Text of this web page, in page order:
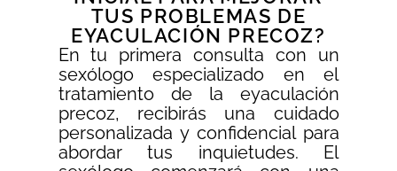
TUS PROBLEMAS DE
EYACULACIÓN PRECOZ?
En tu primera consulta con un
sexólogo especializado en el
tratamiento de la eyaculación
precoz, recibirás una cuidado
personalizada y confidencial para
abordar tus inquietudes. El